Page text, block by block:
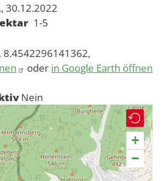
30.12.2022
1-5
oder in Google Earth öffnen
Nein
+
−